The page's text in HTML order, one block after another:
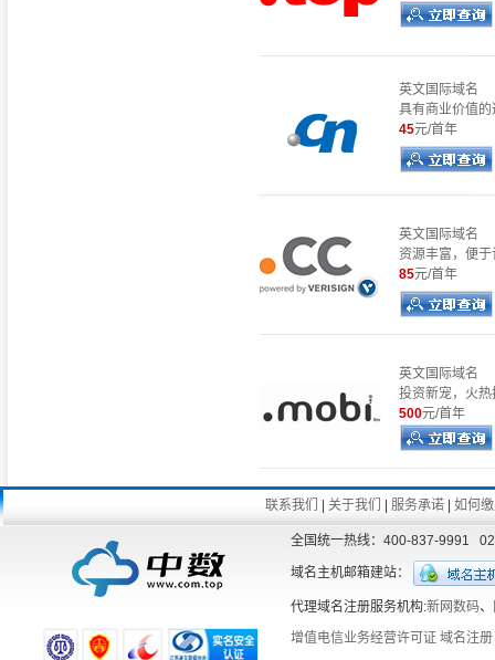
英文国际域名
具有商业价值的
45元/首年
英文国际域名
资源丰富，便
85元/首年
英文国际域名
投资新宠，火热
500元/首年
联系我们 |关于我们 |服务承诺 |如何
全国统一热线：400-837-9991
域名主机邮箱建站：
代理域名注册服务机构:新网数码、
增值电信业务经营许可证 域名注